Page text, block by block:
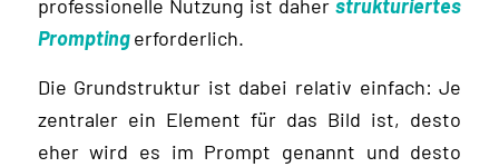
professionelle Nutzung ist daherstrukturiertes
Promptingerforderlich.
Die Grundstruktur ist dabei relativ einfach: Je
zentraler ein Element für das Bild ist, desto
eher wird es im Prompt genannt und desto